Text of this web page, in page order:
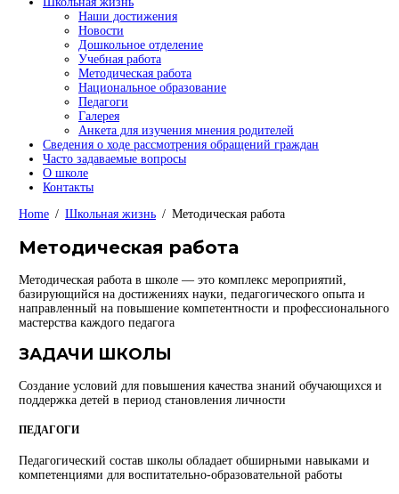
Наши достижения
Новости
Дошкольное отделение
Учебная работа
Методическая работа
Национальное образование
Педагоги
Галерея
Анкета для изучения мнения родителей
Сведения о ходе рассмотрения обращений граждан
Часто задаваемые вопросы
О школе
Контакты
Home
Школьная жизнь Методическая работа
Методическая работа
Методическая работа в школе — это комплекс мероприятий,
базирующийся на достижениях науки, педагогического опыта и
направленный на повышение компетентности и профессионального
мастерства каждого педагога
ЗАДАЧИ ШКОЛЫ
Создание условий для повышения качества знаний обучающихся и
поддержка детей в период становления личности
ПЕДАГОГИ
Педагогический состав школы обладает обширными навыками и
компетенциями для воспитательно-образовательной работы